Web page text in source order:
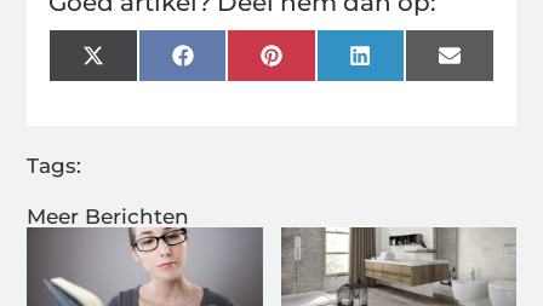
Meer Berichten
X
(Twitter)
FacebookPinterestLinkedInEmail
Tags: